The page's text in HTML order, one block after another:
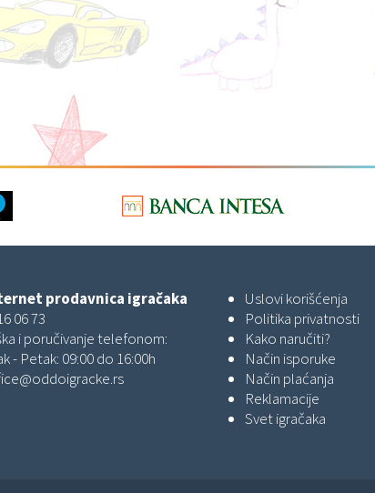
prodavnica igračaka
06 73
i poručivanje telefonom:
- Petak: 09:00 do 16:00h
Uslovi korišćenja
Politika privatnosti
Kako naručiti?
Način isporuke
Način plaćanja
Reklamacije
Svet igračaka